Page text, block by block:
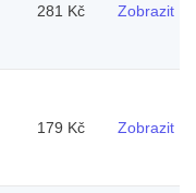
281 Kč Zobrazit
179 Kč Zobrazit